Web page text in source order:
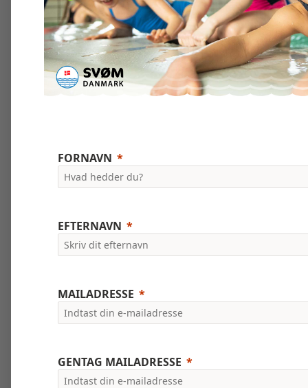
FORNAVN
EFTERNAVN
MAILADRESSE
GENTAG MAILADRESSE